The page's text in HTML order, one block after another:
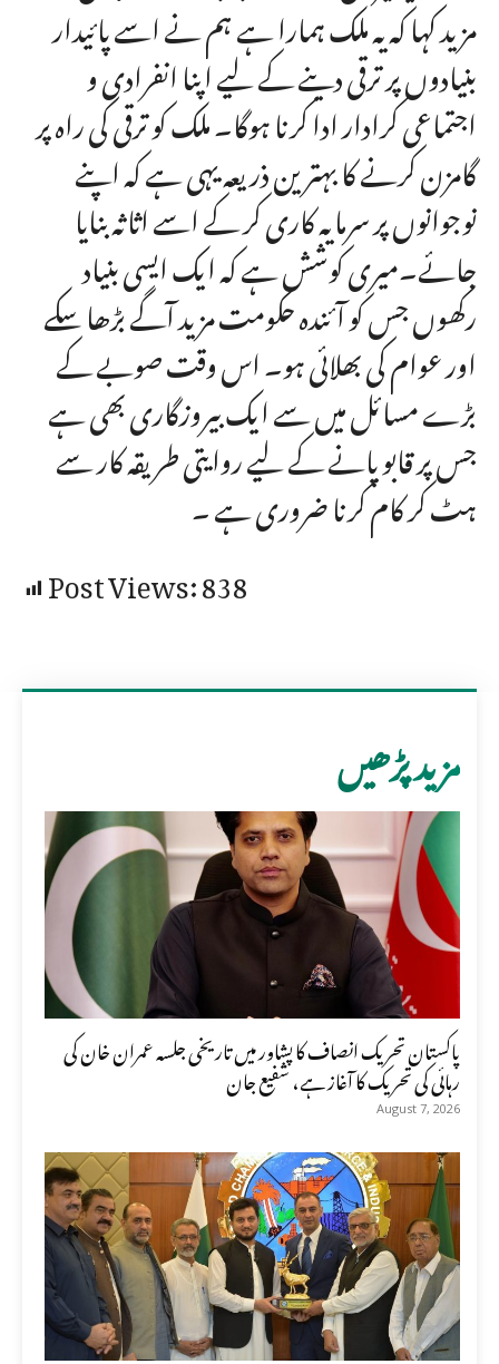
مزید کہا کہ یہ ملک ہمارا ہے ہم نے اسے پائیدار
بنیادوں پر ترقی دینے کے لیے اپنا انفرادی و
اجتماعی کرادار ادا کرنا ہوگا۔ ملک کو ترقی کی راہ پر
گامزن کرنے کا بہترین ذریعہ یہی ہے کہ اپنے
نوجوانوں پر سرمایہ کاری کر کے اسے اثاثہ بنایا
جائے۔میری کوشش ہے کہ ایک ایسی بنیاد
رکھوں جس کو آئندہ حکومت مزید آگے بڑھا سکے
اور عوام کی بھلائی ہو۔ اس وقت صوبے کے
بڑے مسائل میں سے ایک بیروزگاری بھی ہے
جس پر قابو پانے کے لیے روایتی طریقہ کار سے
ہٹ کر کام کرنا ضروری ہے ۔
Post Views:838
مزید پڑھیں
پاکستان تحریک انصاف کا پشاور میں تاریخی جلسہ عمران خان کی
رہائی کی تحریک کا آغاز ہے، شفیع جان
August 7, 2026